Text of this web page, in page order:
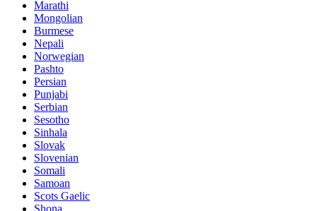
Marathi
Mongolian
Burmese
Nepali
Norwegian
Pashto
Persian
Punjabi
Serbian
Sesotho
Sinhala
Slovak
Slovenian
Somali
Samoan
Scots Gaelic
Shona